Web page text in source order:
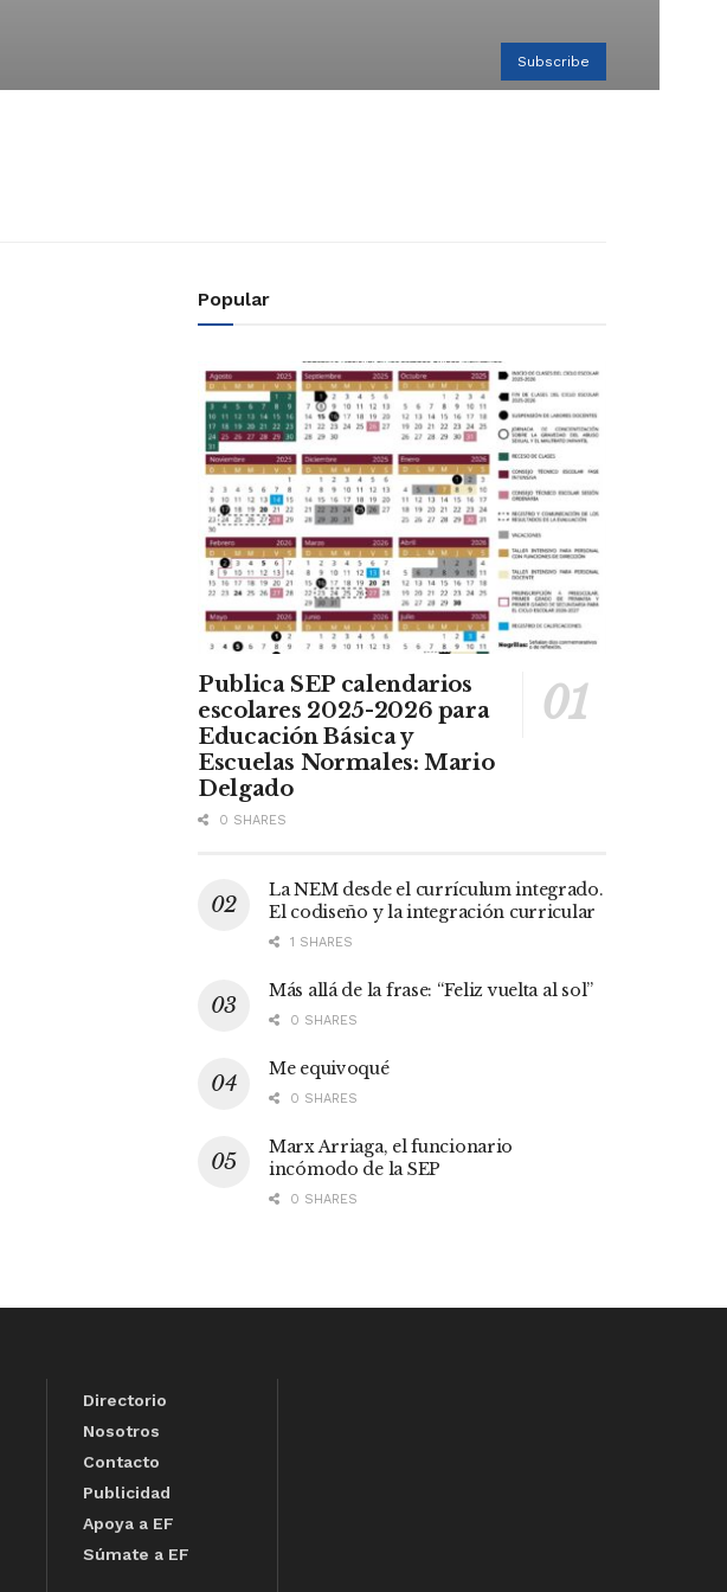
Subscribe
Popular
Publica SEP calendarios
escolares 2025-2026 para
Educación Básica y
Escuelas Normales: Mario
Delgado
0 SHARES
La NEM desde el currículum integrado.
El codiseño y la integración curricular
1 SHARES
Más allá de la frase: “Feliz vuelta al sol”
0 SHARES
Me equivoqué
0 SHARES
Marx Arriaga, el funcionario
incómodo de la SEP
0 SHARES
Directorio
Nosotros
Contacto
Publicidad
Apoya a EF
Súmate a EF